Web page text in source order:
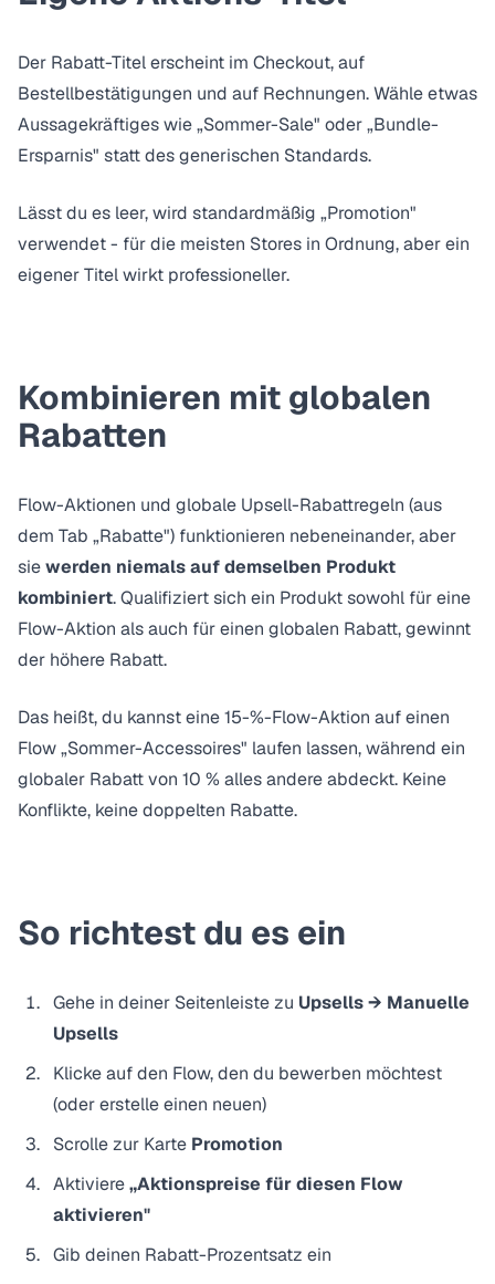
Der Rabatt-Titel erscheint im Checkout, auf
Bestellbestätigungen und auf Rechnungen. Wähle etwas
Aussagekräftiges wie „Sommer-Sale" oder „Bundle-
Ersparnis" statt des generischen Standards.
Lässt du es leer, wird standardmäßig „Promotion"
verwendet - für die meisten Stores in Ordnung, aber ein
eigener Titel wirkt professioneller.
Kombinieren mit globalen
Rabatten
Flow-Aktionen und globale Upsell-Rabattregeln (aus
dem Tab „Rabatte") funktionieren nebeneinander, aber
siewerden niemals auf demselben Produkt
kombiniert. Qualifiziert sich ein Produkt sowohl für eine
Flow-Aktion als auch für einen globalen Rabatt, gewinnt
der höhere Rabatt.
Das heißt, du kannst eine 15-%-Flow-Aktion auf einen
Flow „Sommer-Accessoires" laufen lassen, während ein
globaler Rabatt von 10 % alles andere abdeckt. Keine
Konflikte, keine doppelten Rabatte.
So richtest du es ein
Gehe in deiner Seitenleiste zu Upsells → Manuelle
Upsells
Klicke auf den Flow, den du bewerben möchtest
(oder erstelle einen neuen)
Scrolle zur Karte Promotion
Aktiviere„Aktionspreise für diesen Flow
aktivieren"
Gib deinen Rabatt-Prozentsatz ein